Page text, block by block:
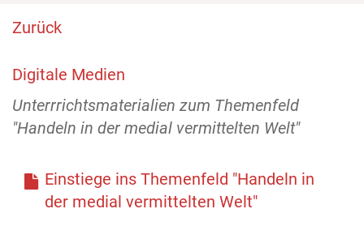
Zurück
Digitale Medien
Unterrrichtsmaterialien zum Themenfeld
"Handeln in der medial vermittelten Welt"
Einstiege ins Themenfeld "Handeln in
der medial vermittelten Welt"